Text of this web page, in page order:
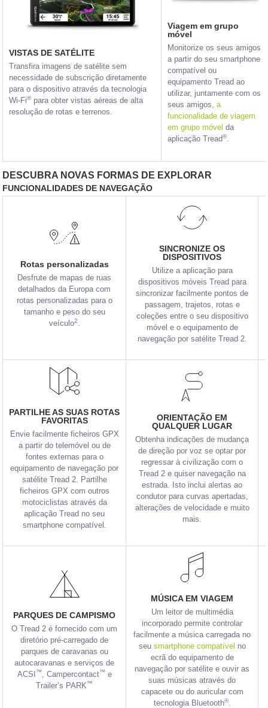
VISTAS DE SATÉLITE
Transfira imagens de satélite sem
necessidade de subscrição diretamente
para o dispositivo através da tecnologia
Wi-Fi®para obter vistas aéreas de alta
resolução de rotas e terrenos.
Viagem em grupo
móvel
Monitorize os seus amigos
a partir do seu smartphone
compatível ou
equipamento Tread ao
utilizar, juntamente com os
seus amigos,a
funcionalidade de viagem
em grupo móvel da
aplicação Tread®.
DESCUBRA NOVAS FORMAS DE EXPLORAR
FUNCIONALIDADES DE NAVEGAÇÃO
Rotas personalizadas
Desfrute de mapas de ruas
detalhados da Europa com
rotas personalizadas para o
tamanho e peso do seu
veículo2
SINCRONIZE OS
DISPOSITIVOS
Utilize a aplicação para
dispositivos móveis Tread para
sincronizar facilmente pontos de
passagem, trajetos, rotas e
coleções entre o seu dispositivo
móvel e o equipamento de
navegação por satélite Tread 2.
PARTILHE AS SUAS ROTAS
FAVORITAS
Envie facilmente ficheiros GPX
a partir do telemóvel ou de
fontes externas para o
equipamento de navegação por
satélite Tread 2. Partilhe
ficheiros GPX com outros
motociclistas através da
aplicação Tread no seu
smartphone compatível.
ORIENTAÇÃO EM
QUALQUER LUGAR
Obtenha indicações de mudança
de direção por voz se optar por
regressar à civilização com o
Tread 2 e quiser navegação na
estrada. Isto inclui alertas ao
condutor para curvas apertadas,
alterações de velocidade e muito
mais.
PARQUES DE CAMPISMO
O Tread 2 é fornecido com um
diretório pré-carregado de
parques de caravanas ou
autocaravanas e serviços de
ACSI ™ , Campercontact™ e
Trailer’s PARK™
MÚSICA EM VIAGEM
Um leitor de multimédia
incorporado permite controlar
facilmente a música carregada no
seu smartphone compatível no
ecrã do equipamento de
navegação por satélite e ouvir as
suas músicas através do
capacete ou do auricular com
tecnologia Bluetooth®.